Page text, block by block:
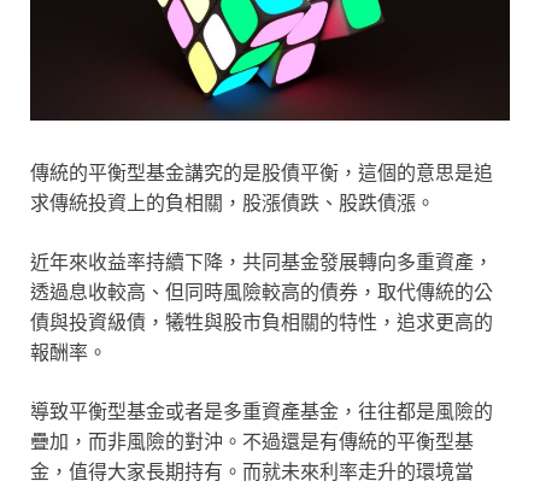
傳統的平衡型基金講究的是股債平衡，這個的意思是追
求傳統投資上的負相關，股漲債跌、股跌債漲。
近年來收益率持續下降，共同基金發展轉向多重資產，
透過息收較高、但同時風險較高的債券，取代傳統的公
債與投資級債，犧牲與股市負相關的特性，追求更高的
報酬率。
導致平衡型基金或者是多重資產基金，往往都是風險的
疊加，而非風險的對沖。不過還是有傳統的平衡型基
金，值得大家長期持有。而就未來利率走升的環境當